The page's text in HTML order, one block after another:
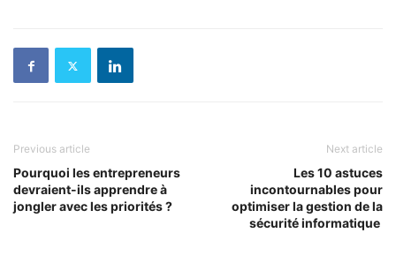
Previous article
Pourquoi les entrepreneurs
devraient-ils apprendre à
jongler avec les priorités ?
Next article
Les 10 astuces
incontournables pour
optimiser la gestion de la
sécurité informatique